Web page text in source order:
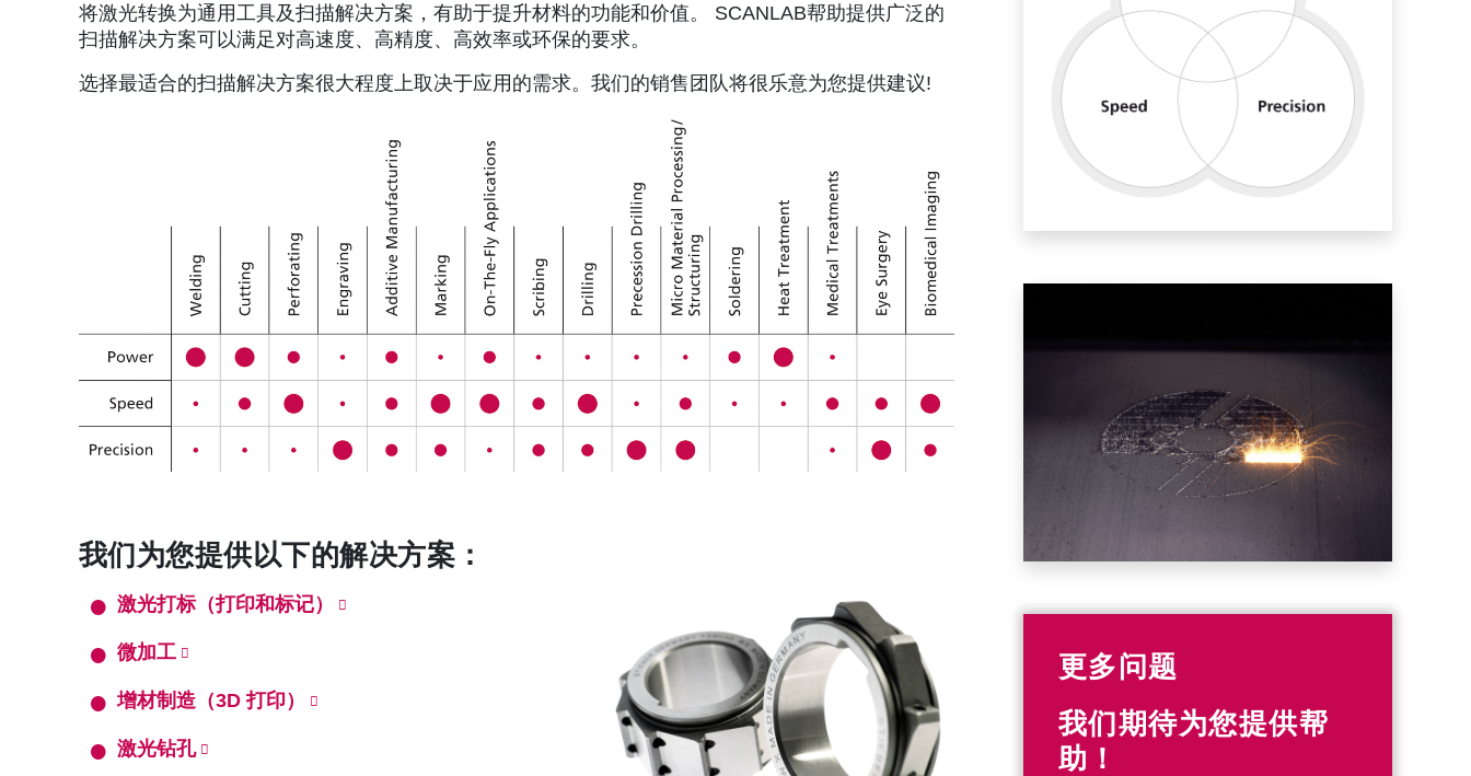
将激光转换为通用工具及扫描解决方案，有助于提升材料的功能和价值。 SCANLAB帮助提供广泛的
扫描解决方案可以满足对高速度、高精度、高效率或环保的要求。
选择最适合的扫描解决方案很大程度上取决于应用的需求。我们的销售团队将很乐意为您提供建议!
我们为您提供以下的解决方案：
激光打标（打印和标记）
微加工
增材制造（3D 打印）
激光钻孔
更多问题
我们期待为您提供帮
助！